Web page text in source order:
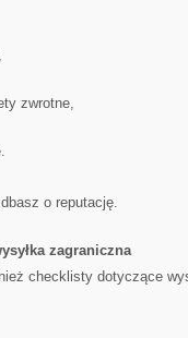
zwrotne,
o reputację.
zagraniczna
checklisty dotyczące